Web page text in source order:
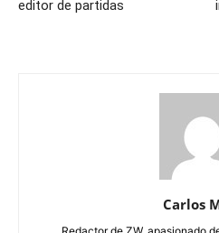
editor de partidas
Carlos